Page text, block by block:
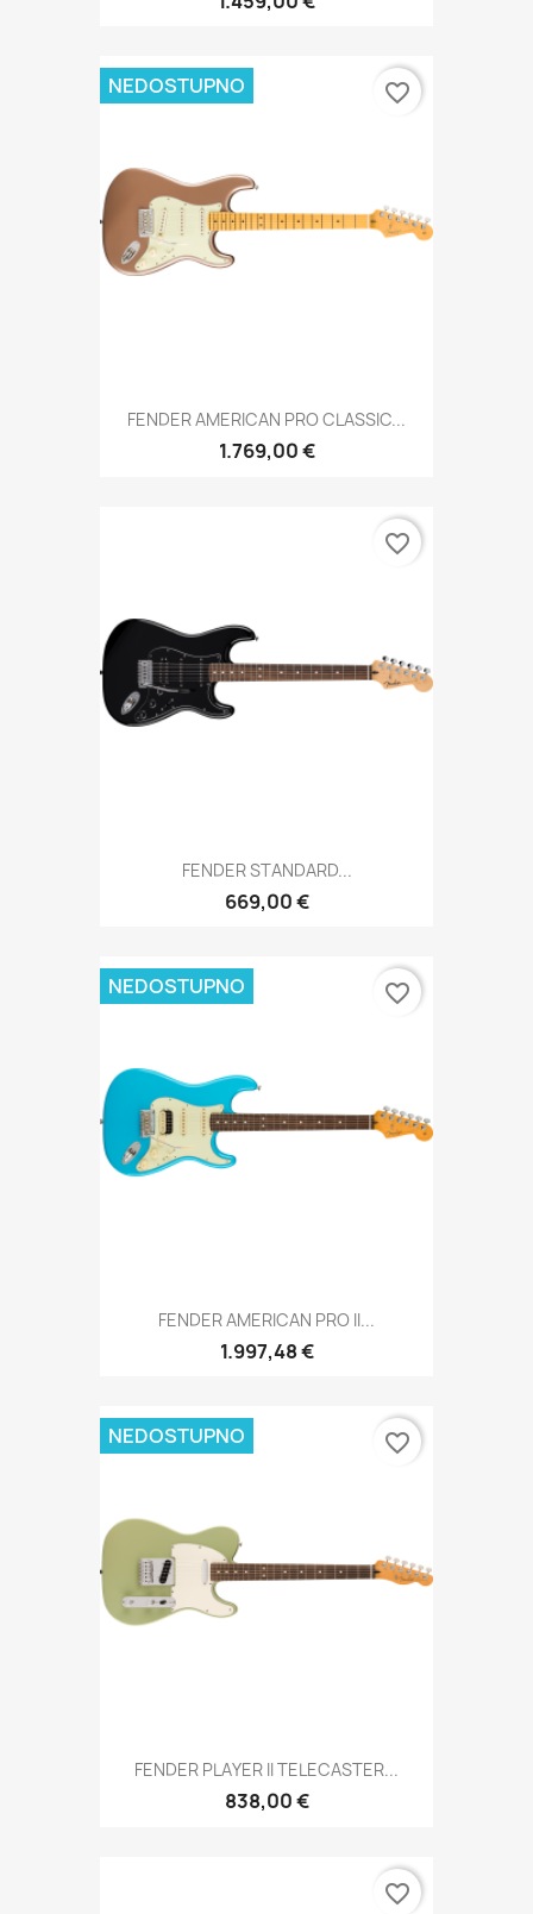
FENDER AMERICAN PRO CLASSIC...
1.769,00 €
NEDOSTUPNO favorite_border
FENDER STANDARD...
669,00 €
favorite_border
FENDER AMERICAN PRO II...
1.997,48 €
NEDOSTUPNO favorite_border
FENDER PLAYER II TELECASTER...
838,00 €
NEDOSTUPNO favorite_border
favorite_border